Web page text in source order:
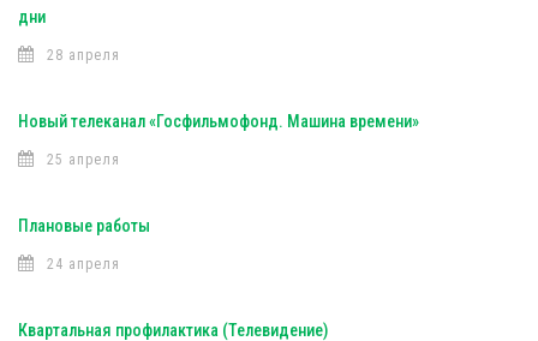
дни
28 апреля
Новый телеканал «Госфильмофонд. Машина времени»
25 апреля
Плановые работы
24 апреля
Квартальная профилактика (Телевидение)